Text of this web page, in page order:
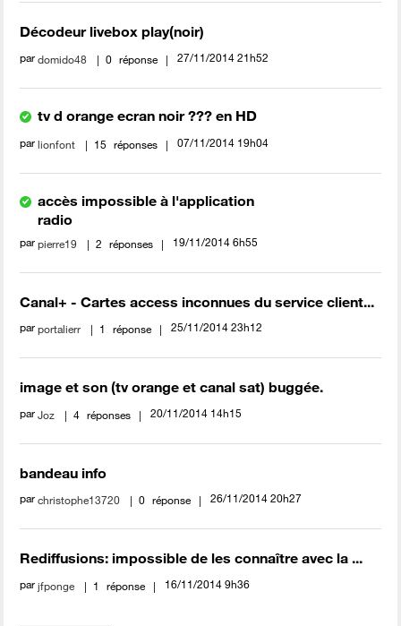
Décodeur livebox play(noir)
pardomido48 0 réponse ‎27/11/2014 21h52
tv d orange ecran noir ??? en HD
parlionfont 15 réponses ‎07/11/2014 19h04
accès impossible à l'application
radio
parpierre19 2 réponses ‎19/11/2014 6h55
Canal+ - Cartes access inconnues du service client...
parportalierr 1 réponse ‎25/11/2014 23h12
image et son (tv orange et canal sat) buggée.
parJoz 4 réponses ‎20/11/2014 14h15
bandeau info
parchristophe13720 0 réponse ‎26/11/2014 20h27
Rediffusions: impossible de les connaître avec la ...
parjfponge 1 réponse ‎16/11/2014 9h36